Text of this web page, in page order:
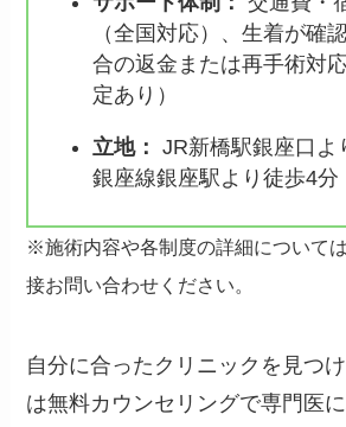
（全国対応）、生着が確
合の返金または再手術対
定あり）
立地： JR新橋駅銀座口よ
銀座線銀座駅より徒歩4分
※施術内容や各制度の詳細について
接お問い合わせください。
自分に合ったクリニックを見つ
は無料カウンセリングで専門医